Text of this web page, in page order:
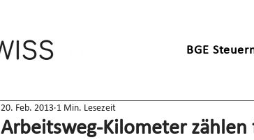
BGE
Arbeitsweg-Kilometer
20. Feb. 2013 1 Min. Lesezeit